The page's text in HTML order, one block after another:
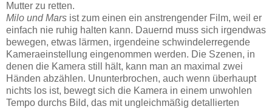
Mutter zu retten.
Milo und Mars ist zum einen ein anstrengender Film, weil er
einfach nie ruhig halten kann. Dauernd muss sich irgendwas
bewegen, etwas lärmen, irgendeine schwindelerregende
Kameraeinstellung eingenommen werden. Die Szenen, in
denen die Kamera still hält, kann man an maximal zwei
Händen abzählen. Ununterbrochen, auch wenn überhaupt
nichts los ist, bewegt sich die Kamera in einem unwohlen
Tempo durchs Bild, das mit ungleichmäßig detallierten